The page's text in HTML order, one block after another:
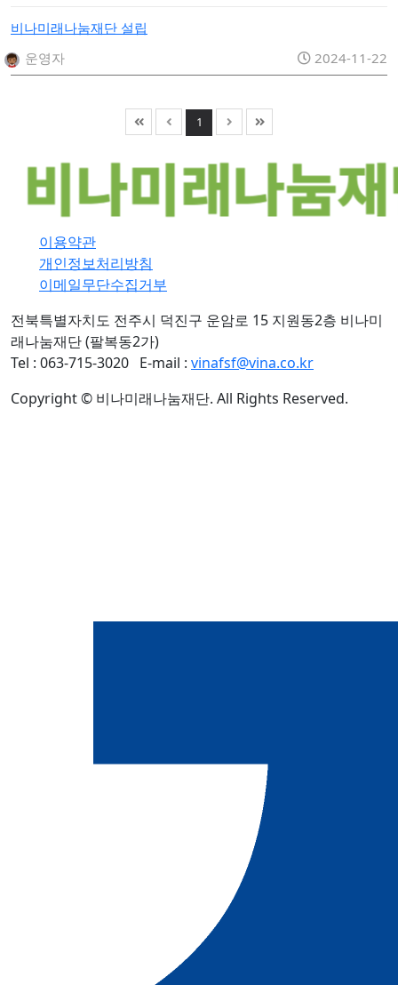
비나미래나눔재단 설립
운영자
2024-11-22
1
이용약관
개인정보처리방침
이메일무단수집거부
전북특별자치도 전주시 덕진구 운암로 15 지원동2층 비나미
래나눔재단 (팔복동2가)
Tel : 063-715-3020 E-mail : vinafsf@vina.co.kr
Copyright © 비나미래나눔재단. All Rights Reserved.